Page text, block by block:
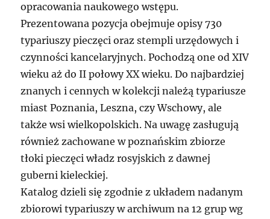
opracowania naukowego wstępu.
Prezentowana pozycja obejmuje opisy 730
typariuszy pieczęci oraz stempli urzędowych i
czynności kancelaryjnych. Pochodzą one od XIV
wieku aż do II połowy XX wieku. Do najbardziej
znanych i cennych w kolekcji należą typariusze
miast Poznania, Leszna, czy Wschowy, ale
także wsi wielkopolskich. Na uwagę zasługują
również zachowane w poznańskim zbiorze
tłoki pieczęci władz rosyjskich z dawnej
guberni kieleckiej.
Katalog dzieli się zgodnie z układem nadanym
zbiorowi typariuszy w archiwum na 12 grup wg